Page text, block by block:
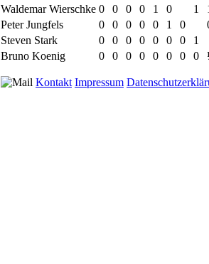
Waldemar Wierschke 0 0 0 0 1 0 1
Peter Jungfels 0 0 0 0 0 1 0
Steven Stark 0 0 0 0 0 0 0
1
Bruno Koenig 0 0 0 0 0 0 0 0
Kontakt Impressum